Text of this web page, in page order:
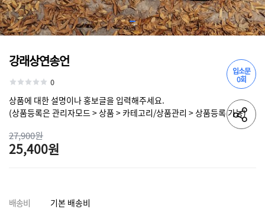
입소문
0회
강래상연송언
0
상품에 대한 설명이나 홍보글을 입력해주세요.
(상품등록은 관리자모드 > 상품 > 카테고리/상품관리 > 상품등록 가능)
27,900원
25,400원
배송비 기본 배송비